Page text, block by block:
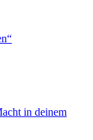
in deinem